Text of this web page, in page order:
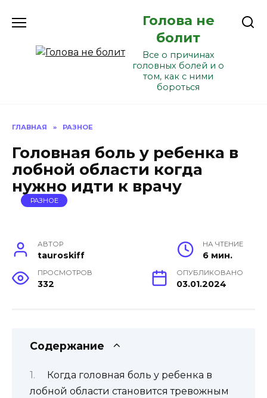
Голова не
болит
Все о причинах
головных болей и о
том, как с ними
бороться
ГЛАВНАЯ » РАЗНОЕ
Головная боль у ребенка в
лобной области когда
нужно идти к врачу
РАЗНОЕ
АВТОР
tauroskiff
НА ЧТЕНИЕ
6 мин.
ПРОСМОТРОВ
332
ОПУБЛИКОВАНО
03.01.2024
Содержание
Когда головная боль у ребенка в
лобной области становится тревожным